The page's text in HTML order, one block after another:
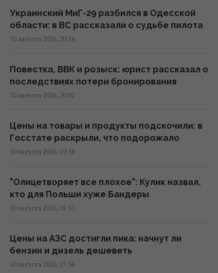
14:54 понедельник, 10 августа 2026
"Делаем работу за Скабееву": Игнат
баллистике
14:47 понедельник, 10 августа 2026
меморандум о развитии украинских
традиций в школах, - Игнат Коробко
14:24 понедельник, 10 августа 2026
Блокировка Черного моря: Луценко
раскрыл, какой ответ должна получить
Россия
Россия хочет возобновить
механизированные штурмы на фронте: в
Украинский МиГ-29 разбился в Одесской
области: в ВС рассказали о судьбе пилота
10 августа 2026, 20:56
Повестка, ВВК и розыск: юрист рассказал о
последствиях потери бронирования
10 августа 2026, 20:02
Цены на товары и продукты подскочили: в
Госстате раскрыли, что подорожало
10 августа 2026, 19:58
"Олицетворяет все плохое": Кулик назвал,
кто для Польши хуже Бандеры
10 августа 2026, 18:57
Цены на АЗС достигли пика: начнут ли
бензин и дизель дешеветь
10 августа 2026, 17:36